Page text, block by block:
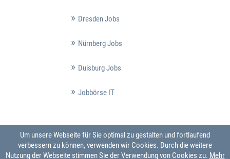
Dresden Jobs
Nürnberg Jobs
Duisburg Jobs
Jobbörse IT
Um unsere Webseite für Sie optimal zu gestalten und fortlaufend
verbessern zu können, verwenden wir Cookies. Durch die weitere
Nutzung der Webseite stimmen Sie der Verwendung von Cookies zu. Mehr